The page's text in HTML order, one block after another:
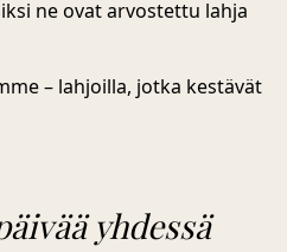
ne ovat arvostettu lahja
– lahjoilla, jotka kestävät
yhdessä